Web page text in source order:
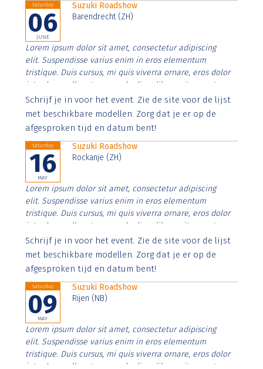
Saturday
06
JUNE
Suzuki Roadshow
Barendrecht (ZH)
Lorem ipsum dolor sit amet, consectetur adipiscing
elit. Suspendisse varius enim in eros elementum
tristique. Duis cursus, mi quis viverra ornare, eros dolor
interdum nulla, ut commodo diam libero vitae erat.
Aenean faucibus nibh et justo cursus id rutrum lorem
imperdiet. Nunc ut sem vitae risus tristique posuere.
Schrijf je in voor het event. Zie de site voor de lijst
met beschikbare modellen. Zorg dat je er op de
afgesproken tijd en datum bent!
Saturday
16
MAY
Suzuki Roadshow
Rockanje (ZH)
Lorem ipsum dolor sit amet, consectetur adipiscing
elit. Suspendisse varius enim in eros elementum
tristique. Duis cursus, mi quis viverra ornare, eros dolor
interdum nulla, ut commodo diam libero vitae erat.
Aenean faucibus nibh et justo cursus id rutrum lorem
imperdiet. Nunc ut sem vitae risus tristique posuere.
Schrijf je in voor het event. Zie de site voor de lijst
met beschikbare modellen. Zorg dat je er op de
afgesproken tijd en datum bent!
Saturday
09
MAY
Suzuki Roadshow
Rijen (NB)
Lorem ipsum dolor sit amet, consectetur adipiscing
elit. Suspendisse varius enim in eros elementum
tristique. Duis cursus, mi quis viverra ornare, eros dolor
interdum nulla, ut commodo diam libero vitae erat.